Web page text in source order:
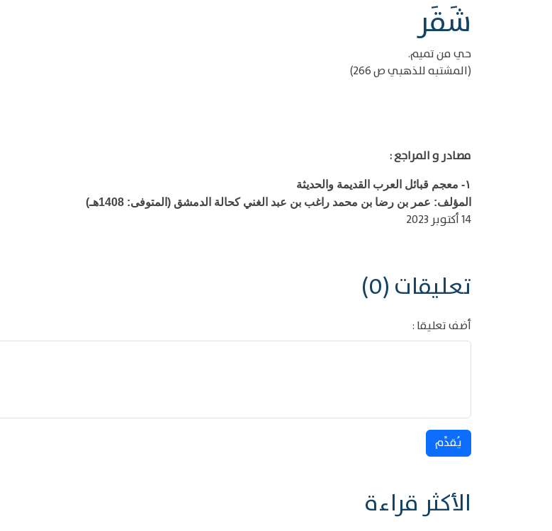
شَقَر
حي من تميم.
(المشتبه للذهبي ص 266)
مصادر و المراجع :
١-
معجم قبائل العرب القديمة والحديثة
المؤلف: عمر بن رضا بن محمد راغب بن عبد الغني كحالة الدمشق (المتوفى: 1408هـ)
14 أكتوبر 2023
تعليقات (0)
أضف تعليقا :
يُقدِّم
الأكثر قراءة